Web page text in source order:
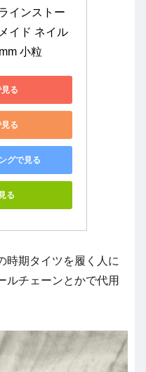
インストー
イド ネイル
小粒
る
る
グで見る
る
時期タイツを履く人に
ルチェーンとかで代用